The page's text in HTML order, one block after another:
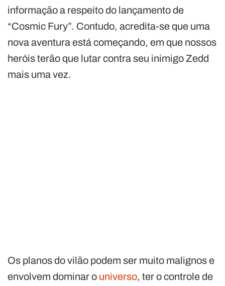
informação a respeito do lançamento de
“Cosmic Fury”. Contudo, acredita-se que uma
nova aventura está começando, em que nossos
heróis terão que lutar contra seu inimigo Zedd
mais uma vez.
Os planos do vilão podem ser muito malignos e
envolvem dominar o universo, ter o controle de